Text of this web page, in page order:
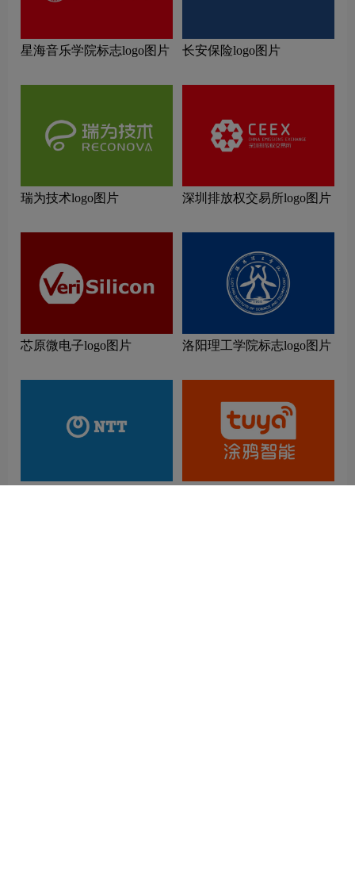
星海音乐学院标志logo图片 长安保险logo图片
瑞为技术logo图片 深圳排放权交易所logo图片
芯原微电子logo图片 洛阳理工学院标志logo图片